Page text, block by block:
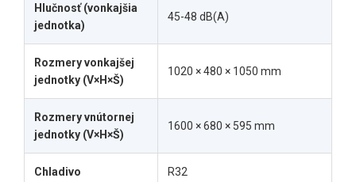
Hlučnosť (vonkajšia
jednotka)
45-48 dB(A)
Rozmery vonkajšej
jednotky (V×H×Š)
1020 × 480 × 1050 mm
Rozmery vnútornej
jednotky (V×H×Š)
1600 × 680 × 595 mm
Chladivo R32